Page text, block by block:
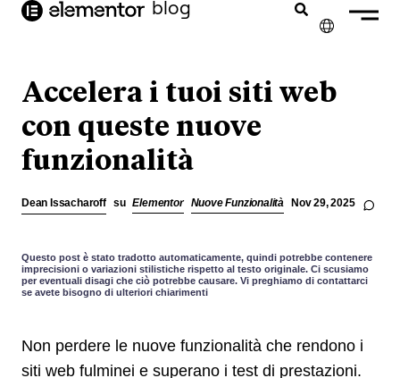
contenuto blog
ENGLISH
ESPAÑOL
Accelera i tuoi siti web
con queste nuove
funzionalità
Dean Issacharoff su Elementor Nuove Funzionalità Nov 29, 2025
Questo post è stato tradotto automaticamente, quindi potrebbe contenere
imprecisioni o variazioni stilistiche rispetto al testo originale. Ci scusiamo
per eventuali disagi che ciò potrebbe causare. Vi preghiamo di contattarci
se avete bisogno di ulteriori chiarimenti
Non perdere le nuove funzionalità che rendono i
siti web fulminei e superano i test di prestazioni.